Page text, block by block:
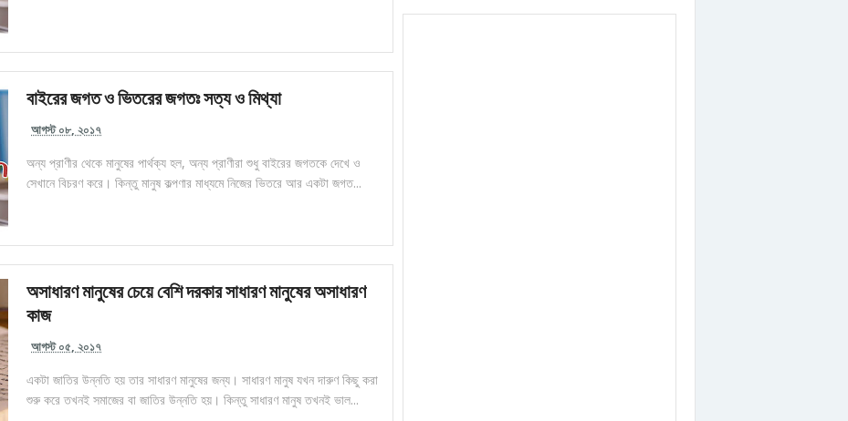
বাইরের জগত ও ভিতরের জগতঃ সত্য ও মিথ্যা
আগস্ট ০৮, ২০১৭
অন্য প্রাণীর থেকে মানুষের পার্থক্য হল, অন্য প্রাণীরা শুধু বাইরের জগতকে দেখে ও
সেখানে বিচরণ করে। কিন্তু মানুষ কল্পণার মাধ্যমে নিজের ভিতরে আর একটা জগত...
অসাধারণ মানুষের চেয়ে বেশি দরকার সাধারণ মানুষের অসাধারণ
কাজ
আগস্ট ০৫, ২০১৭
একটা জাতির উন্নতি হয় তার সাধারণ মানুষের জন্য। সাধারণ মানুষ যখন দারুণ কিছু করা
শুরু করে তখনই সমাজের বা জাতির উন্নতি হয়। কিন্তু সাধারণ মানুষ তখনই ভাল...